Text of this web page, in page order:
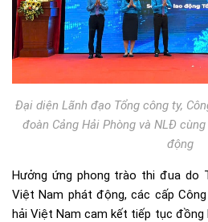
Đại diện Lãnh đạo Tổng công ty,
đoàn Cảng Hải Phòng và NLĐ
động
Hưởng ứng phong trào thi đua do
Việt Nam phát động, các cấp
hải Việt Nam cam kết tiếp tục đồng